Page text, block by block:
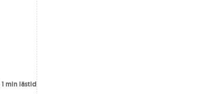
1 min lästid